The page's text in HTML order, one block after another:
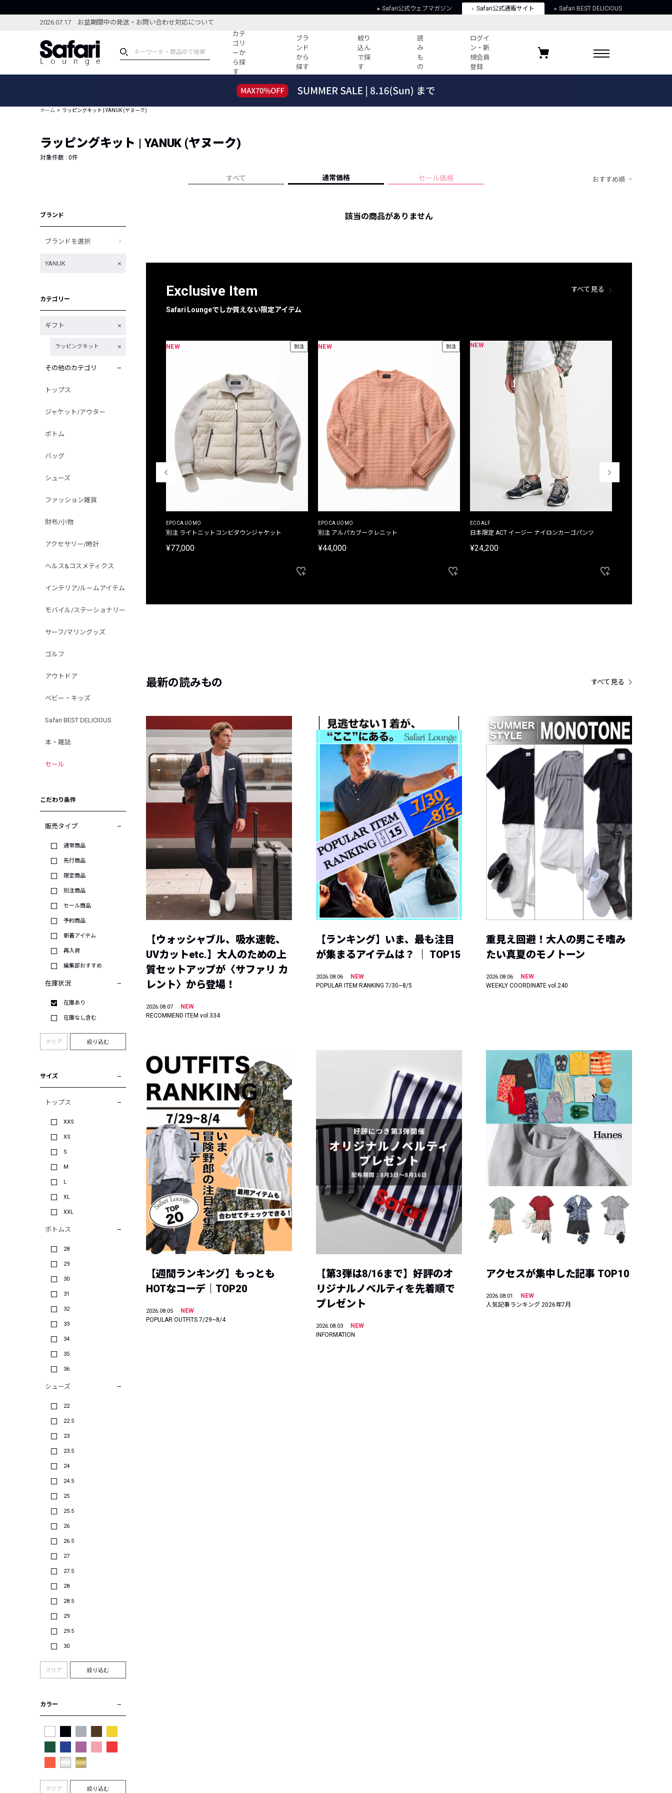
Safari公式ウェブマガジン Safari公式通販サイト Safari BEST DELICIOUS
2026.07.17 お盆期間中の発送・お問い合わせ対応について
カテ
ゴリ
ーか
ら探
す
ブラ
ンド
から
探す
絞り
込ん
で探
す
読
み
も
の
ログイ
ン・新
規会員
登録
ブランドから探す
新着アイテム
編集部のおすすめアイテム
コーディネート
すべての記事
人気記事ランキング
フォーカスブランド
プライバシーポリシー
お気に入りブランド
ホーム ラッピングキット | YANUK (ヤヌーク)
ラッピングキット | YANUK (ヤヌーク)
対象件数 : 0件
すべて 通常価格 セール価格 おすすめ順
ブランド
ブランドを選択
YANUK
カテゴリー
ギフト
ラッピングキット
その他のカテゴリ
トップス
ジャケット/アウター
ボトム
バッグ
シューズ
ファッション雑貨
財布/小物
アクセサリー/時計
ヘルス&コスメティクス
インテリア/ルームアイテム
モバイル/ステーショナリー
サーフ/マリングッズ
ゴルフ
アウトドア
ベビー・キッズ
Safari BEST DELICIOUS
本・雑誌
セール
こだわり条件
販売タイプ
通常商品
先行商品
限定商品
別注商品
セール商品
予約商品
新着アイテム
再入荷
編集部おすすめ
在庫状況
在庫あり
在庫なし含む
クリア 絞り込む
サイズ
トップス
XXS
XS
S
M
L
XL
XXL
ボトムス
28
29
30
31
32
33
34
35
36
シューズ
22
22.5
23
23.5
24
24.5
25
25.5
26
26.5
27
27.5
28
28.5
29
29.5
30
クリア 絞り込む
カラー
クリア 絞り込む
該当の商品がありません
Exclusive Item
Safari Loungeでしか買えない限定アイテム
すべて見る
MALIBUFARM
NEW 別注
EPOCA UOMO
別注 ライトニットコンビダウンジャケット
¥77,000
NEW 別注
EPOCA UOMO
別注 アルパカブークレニット
¥44,000
NEW
ECOALF
日本限定 ACT イージー ナイロンカーゴパンツ
¥24,200
最新の読みもの すべて見る
【ウォッシャブル、吸水速乾、
UVカットetc.】大人のための上
質セットアップが〈サファリ カ
レント〉から登場！
2026.08.07
NEW
RECOMMEND ITEM vol.334
【ランキング】いま、最も注目
が集まるアイテムは？ ｜ TOP15
2026.08.06
NEW
POPULAR ITEM RANKING 7/30~8/5
重見え回避！大人の男こそ嗜み
たい真夏のモノトーン
2026.08.06
NEW
WEEKLY COORDINATE vol.240
【週間ランキング】もっとも
HOTなコーデ｜TOP20
2026.08.05
NEW
POPULAR OUTFITS 7/29~8/4
【第3弾は8/16まで】好評のオ
リジナルノベルティを先着順で
プレゼント
2026.08.03
NEW
INFORMATION
アクセスが集中した記事 TOP10
2026.08.01
NEW
人気記事ランキング 2026年7月